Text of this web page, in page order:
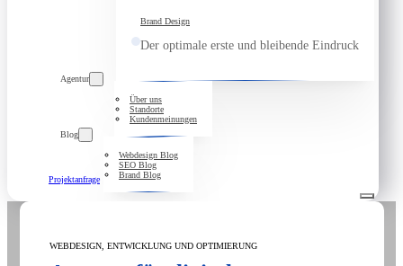
Brand Design
Der optimale erste und bleibende Eindruck
Agentur
Über uns
Standorte
Kundenmeinungen
Blog
Webdesign Blog
SEO Blog
Brand Blog
Projektanfrage
WEBDESIGN, ENTWICKLUNG UND OPTIMIERUNG